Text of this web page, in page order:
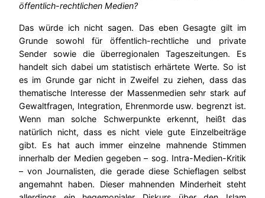
öffentlich-rechtlichen Medien?
Das würde ich nicht sagen. Das eben Gesagte gilt im
Grunde sowohl für öffentlich-rechtliche und private
Sender sowie die überregionalen Tageszeitungen. Es
handelt sich dabei um statistisch erhärtete Werte. So ist
es im Grunde gar nicht in Zweifel zu ziehen, dass das
thematische Interesse der Massenmedien sehr stark auf
Gewaltfragen, Integration, Ehrenmorde usw. begrenzt ist.
Wenn man solche Schwerpunkte erkennt, heißt das
natürlich nicht, dass es nicht viele gute Einzelbeiträge
gibt. Es hat auch immer einzelne mahnende Stimmen
innerhalb der Medien gegeben – sog. Intra-Medien-Kritik
– von Journalisten, die gerade diese Schieflagen selbst
angemahnt haben. Dieser mahnenden Minderheit steht